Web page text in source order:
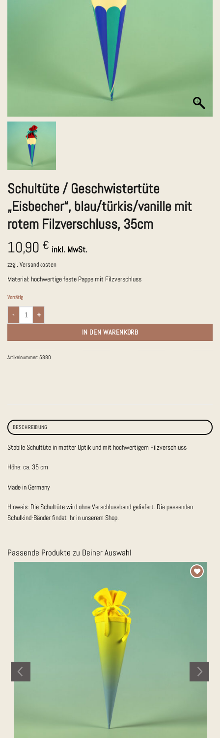
Schultüte / Geschwistertüte
„Eisbecher“, blau/türkis/vanille mit
rotem Filzverschluss, 35cm
10,90 € inkl. MwSt.
zzgl. Versandkosten
Material: hochwertige feste Pappe mit Filzverschluss
Vorrätig
IN DEN WARENKORB
Artikelnummer: 5880
BESCHREIBUNG
Stabile Schultüte in matter Optik und mit hochwertigem Filzverschluss
Höhe: ca. 35 cm
Made in Germany
Hinweis: Die Schultüte wird ohne Verschlussband geliefert. Die passenden
Schulkind-Bänder findet ihr in unserem Shop.
Passende Produkte zu Deiner Auswahl